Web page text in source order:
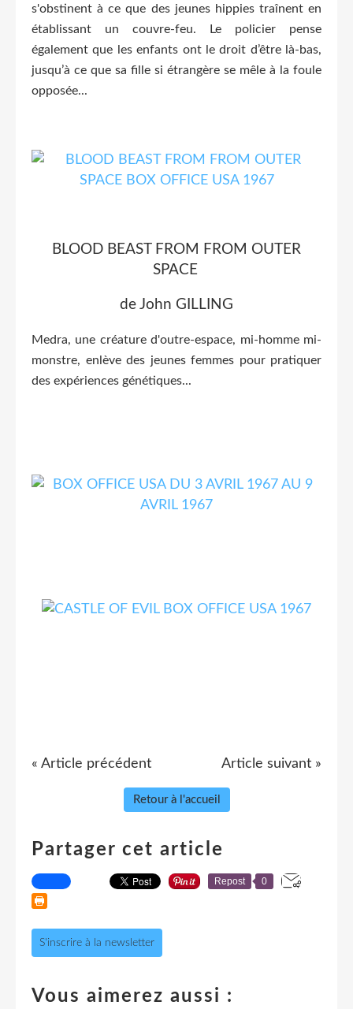
s'obstinent à ce que des jeunes hippies traînent en
établissant un couvre-feu. Le policier pense
également que les enfants ont le droit d’être là-bas,
jusqu’à ce que sa fille si étrangère se mêle à la foule
opposée...
BLOOD BEAST FROM FROM OUTER
SPACE
de John GILLING
Medra, une créature d'outre-espace, mi-homme mi-
monstre, enlève des jeunes femmes pour pratiquer
des expériences génétiques...
« Article précédent Article suivant »
Retour à l'accueil
Partager cet article
Repost 0
S'inscrire à la newsletter
Vous aimerez aussi :